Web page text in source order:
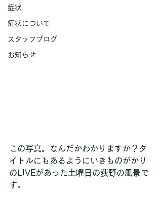
症状
症状について
スタッフブログ
お知らせ
この写真。なんだかわかりますか？タ
イトルにもあるようにいきものがかり
のLIVEがあった土曜日の荻野の風景で
す。